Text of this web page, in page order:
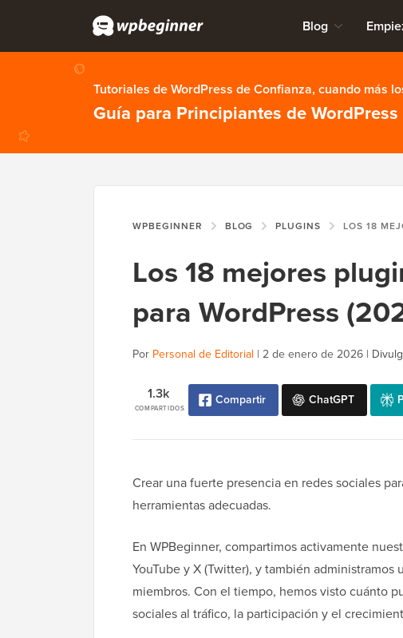
Blog
Tutoriales de WordPress de Confianza, cuando más
Guía para Principiantes de WordPress
WPBEGINNER BLOG PLUGINS LOS 18 MEJORES PLUGINS DE REDES
Los 18 mejores
para WordPress
Por Personal de Editorial | 2 de enero de 2026 |
COMPARTIDOS
1.3k Compartir ChatGPT
Crear una fuerte presencia en redes sociales
herramientas adecuadas.
En WPBeginner, compartimos activamente
YouTube y X (Twitter), y también
miembros. Con el tiempo, hemos visto cuánto
sociales al tráfico, la participación y el